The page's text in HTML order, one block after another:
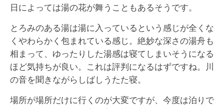
日によっては湯の花が舞うこともあるそうです。
とろみのある湯は湯に入っているという感じが全くな
くやわらかく包まれている感じ。絶妙な深さの湯舟も
相まって、ゆったりした湯感は寝てしまいそうになる
ほど気持ちが良い。これは評判になるはずですね。川
の音を聞きながらしばしうたた寝。
場所が場所だけに行くのが大変ですが、今度は泊りで